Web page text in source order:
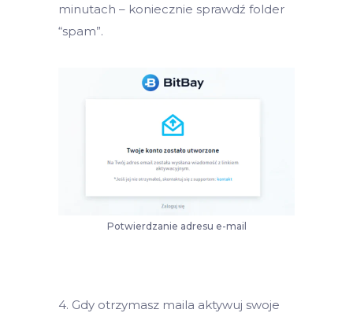
minutach – koniecznie sprawdź folder
“spam”.
Potwierdzanie adresu e-mail
4. Gdy otrzymasz maila aktywuj swoje